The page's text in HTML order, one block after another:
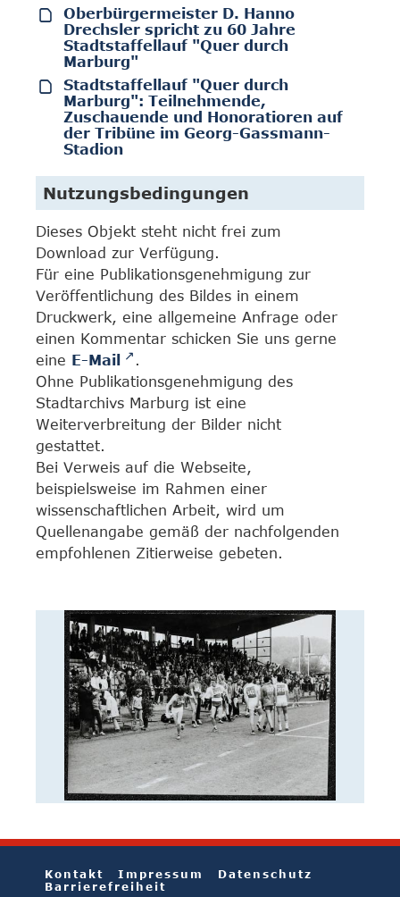
Oberbürgermeister D. Hanno
Drechsler spricht zu 60 Jahre
Stadtstaffellauf "Quer durch
Marburg"
Stadtstaffellauf "Quer durch
Marburg": Teilnehmende,
Zuschauende und Honoratioren auf
der Tribüne im Georg-Gassmann-
Stadion
Nutzungsbedingungen
Dieses Objekt steht nicht frei zum
Download zur Verfügung.
Für eine Publikationsgenehmigung zur
Veröffentlichung des Bildes in einem
Druckwerk, eine allgemeine Anfrage oder
einen Kommentar schicken Sie uns gerne
eine E-Mail
.
Ohne Publikationsgenehmigung des
Stadtarchivs Marburg ist eine
Weiterverbreitung der Bilder nicht
gestattet.
Bei Verweis auf die Webseite,
beispielsweise im Rahmen einer
wissenschaftlichen Arbeit, wird um
Quellenangabe gemäß der nachfolgenden
empfohlenen Zitierweise gebeten.
Kontakt Impressum
Datenschutz
Barrierefreiheit